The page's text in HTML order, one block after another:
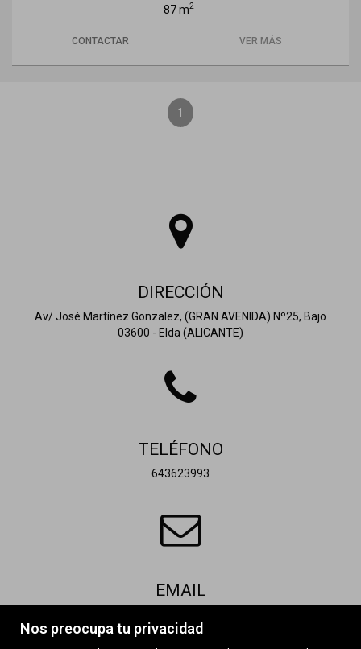
Nos preocupa tu privacidad
87 m2
CONTACTAR VER MÁS
1
DIRECCIÓN
Av/ José Martínez Gonzalez, (GRAN AVENIDA) Nº25, Bajo
03600 - Elda (ALICANTE)
TELÉFONO
643623993
EMAIL
Contactar